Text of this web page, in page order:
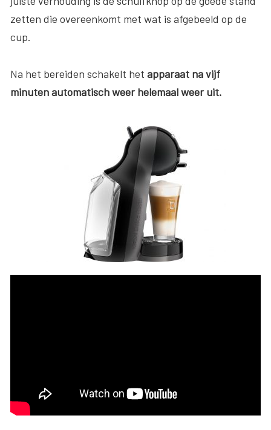
zetten die overeenkomt met wat is afgebeeld op de
cup.
Na het bereiden schakelt het apparaat na vijf
minuten automatisch weer helemaal weer uit.